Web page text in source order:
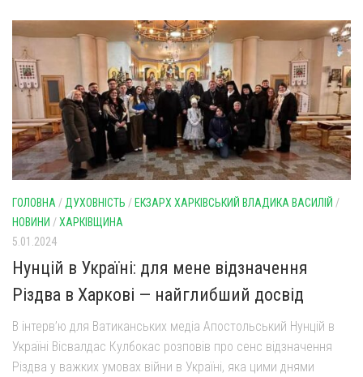
Оголошення
Трансляції
ГОЛОВНА / ДУХОВНІСТЬ /ЕКЗАРХ ХАРКІВСЬКИЙ ВЛАДИКА ВАСИЛІЙ /
НОВИНИ /ХАРКІВЩИНА
5.01.2024
Нунцій в Україні: для мене відзначення
Різдва в Харкові — найглибший досвід
В інтерв’ю для Ватиканських медіа Апостольський Нунцій в
Україні Вісвалдас Кулбокас розповів про сенс відзначення
Різдва у важких умовах війни в Україні, яка цими днями